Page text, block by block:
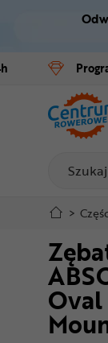
Rowery
E-bike
Części
Odzież
Kaski
Buty
>